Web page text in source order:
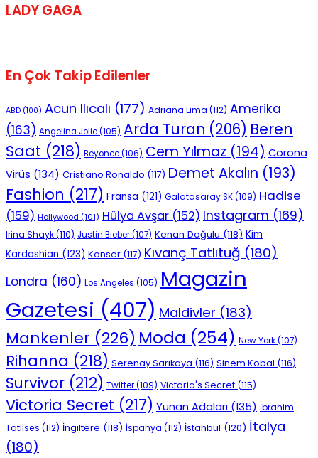
LADY GAGA
En Çok Takip Edilenler
ABD (100) Acun Ilıcalı (177) Adriana Lima (112) Amerika
(163) Angelina Jolie(105) Arda Turan (206) Beren
Saat (218) Beyonce(106) Cem Yılmaz (194) Corona
Virüs (134) Cristiano Ronaldo (117) Demet Akalın (193)
Fashion (217) Fransa (121) Galatasaray SK(109) Hadise
(159) Hollywood (101) Hülya Avşar (152) Instagram (169)
Irina Shayk(110) Justin Bieber(107) Kenan Doğulu (118) Kim
Kardashian (123) Konser (117) Kıvanç Tatlıtuğ (180)
Londra (160) Los Angeles (105) Magazin
Gazetesi (407) Maldivler (183)
Mankenler (226) Moda (254) New York(107)
Rihanna (218) Serenay Sarıkaya (116) Sinem Kobal (116)
Survivor (212) Twitter(109) Victoria's Secret (115)
Victoria Secret (217) Yunan Adaları (135) İbrahim
Tatlıses (112) İngiltere (118) İspanya (112) İstanbul (120) İtalya
(180)